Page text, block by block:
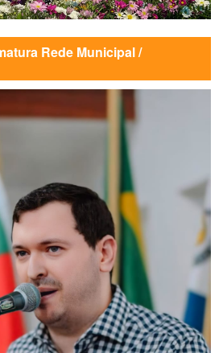
Rede Municipal /